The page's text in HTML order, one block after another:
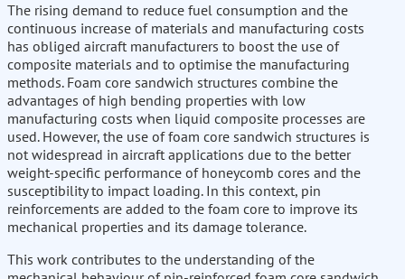
The rising demand to reduce fuel consumption and the
continuous increase of materials and manufacturing costs
has obliged aircraft manufacturers to boost the use of
composite materials and to optimise the manufacturing
methods. Foam core sandwich structures combine the
advantages of high bending properties with low
manufacturing costs when liquid composite processes are
used. However, the use of foam core sandwich structures is
not widespread in aircraft applications due to the better
weight-specific performance of honeycomb cores and the
susceptibility to impact loading. In this context, pin
reinforcements are added to the foam core to improve its
mechanical properties and its damage tolerance.
This work contributes to the understanding of the